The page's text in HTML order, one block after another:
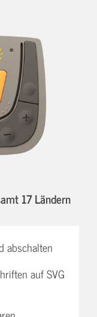
17 Ländern
abschalten
auf SVG